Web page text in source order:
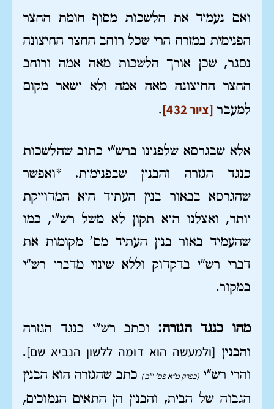
ואם נעמיד את הלשכות מסוף חומת החצר
הפנימית במזרח הרי שכל רוחב החצר החיצונה
נסגר, שכן אורך הלשכות מאה אמה ורוחב
החצר החיצונה מאה אמה ולא ישאר מקום
למעבר [ציור 432] .
אלא שבגרסא שלפנינו ברש"י כתוב שהלשכות
כנגד הגזרה והבנין שבפנימית. *ואפשר
שהגרסא בבאור בנין העתיד היא המדוייקת
יותר, ואצלנו היא תקון לא משל רש"י, כמו
שהעמיד באור בנין העתיד מס' מקומות את
דברי רש"י בדקדוק וללא שינוי מדברי רש"י
במקור.
מהו כנגד הגזרה:וכתב רש"י כנגד הגזרה
והבנין [ולמעשה הוא דומה ללשון הנביא שם].
והרי רש"י (בפרק מ"א פס' י"ב) כתב שהגזרה הוא הבנין
הגבוה של הבית, והבנין הן התאים הנמוכים,